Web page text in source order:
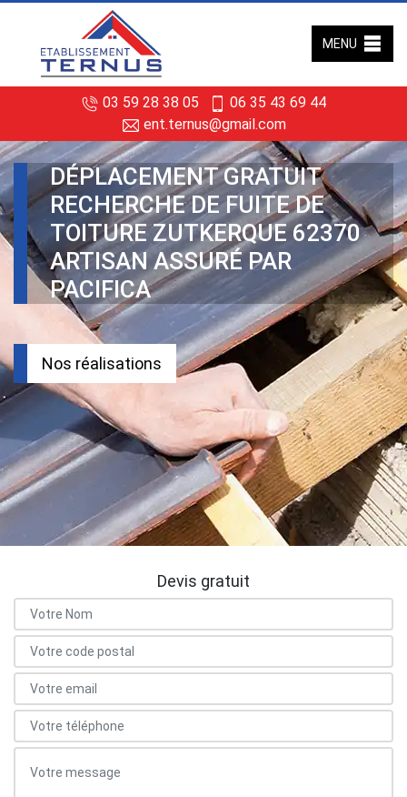
03 59 28 38 05
06 35 43 69 44
ent.ternus@gmail.com
MENU
DÉPLACEMENT GRATUIT
RECHERCHE DE FUITE DE
TOITURE ZUTKERQUE 62370
ARTISAN ASSURÉ PAR
PACIFICA
Nos réalisations
Devis gratuit